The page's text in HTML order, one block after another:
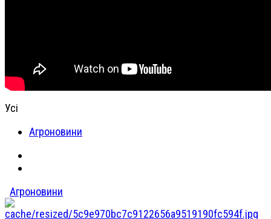
Усі
Агроновини
Агроновини